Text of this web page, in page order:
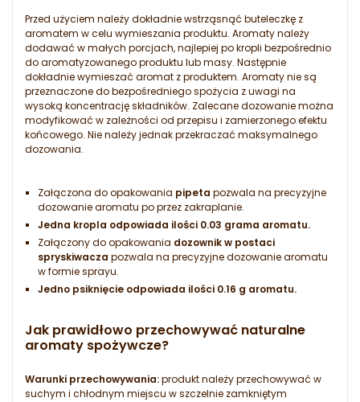
Przed użyciem należy dokładnie wstrząsnąć buteleczkę z
aromatem w celu wymieszania produktu. Aromaty należy
dodawać w małych porcjach, najlepiej po kropli bezpośrednio
do aromatyzowanego produktu lub masy. Następnie
dokładnie wymieszać aromat z produktem. Aromaty nie są
przeznaczone do bezpośredniego spożycia z uwagi na
wysoką koncentrację składników. Zalecane dozowanie można
modyfikować w zależności od przepisu i zamierzonego efektu
końcowego. Nie należy jednak przekraczać maksymalnego
dozowania.
Załączona do opakowania pipeta pozwala na precyzyjne
dozowanie aromatu po przez zakraplanie.
Jedna kropla odpowiada ilości 0.03 grama aromatu.
Załączony do opakowania dozownik w postaci
spryskiwacza pozwala na precyzyjne dozowanie aromatu
w formie sprayu.
Jedno psiknięcie odpowiada ilości 0.16 g aromatu.
Jak prawidłowo przechowywać naturalne
aromaty spożywcze?
Warunki przechowywania:produkt należy przechowywać w
suchym i chłodnym miejscu w szczelnie zamkniętym